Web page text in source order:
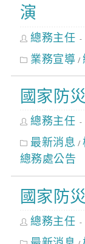
演
Post
author:
總務主任
Post
category:
業務宣導 /
國家防
Post
author:
總務主任
Post
category:
最新消息 /
總務處公告
國家防
Post
author:
總務主任
Post